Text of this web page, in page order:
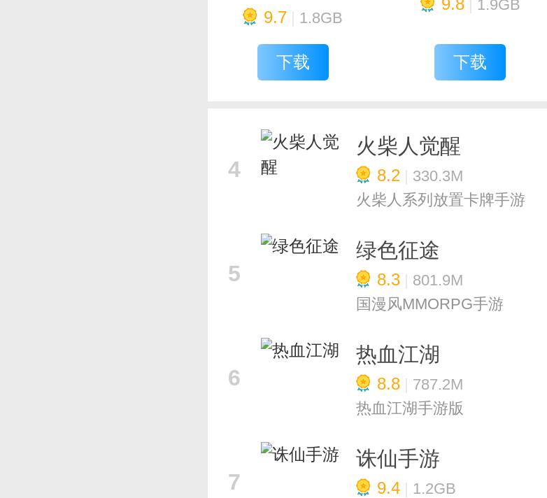
9.7 | 1.8GB
下载
9.8| 1.9GB
下载
4
火柴人觉醒
8.2 | 330.3M
火柴人系列放置卡牌手游
5
绿色征途
8.3 | 801.9M
国漫风MMORPG手游
6
热血江湖
8.8 | 787.2M
热血江湖手游版
7
诛仙手游
9.4 | 1.2GB